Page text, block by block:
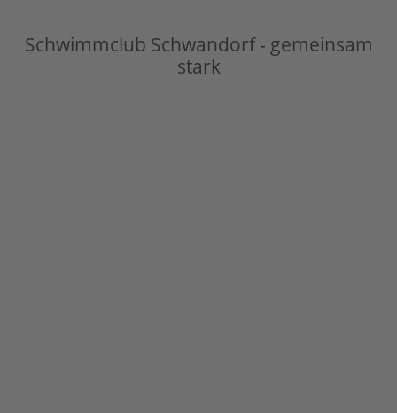
Schwimmclub Schwandorf - gemeinsam
stark